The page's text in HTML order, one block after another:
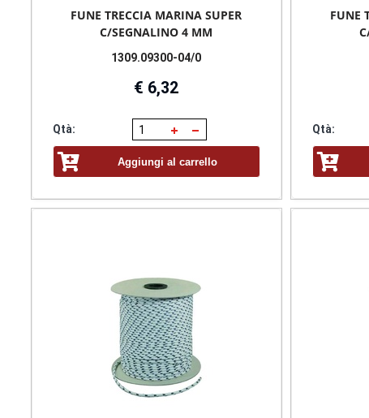
FUNE TRECCIA MARINA SUPER
C/SEGNALINO 4 MM
1309.09300-04/0
€ 6,32
Qtà:
Aggiungi al carrello
FUNE
Qtà: